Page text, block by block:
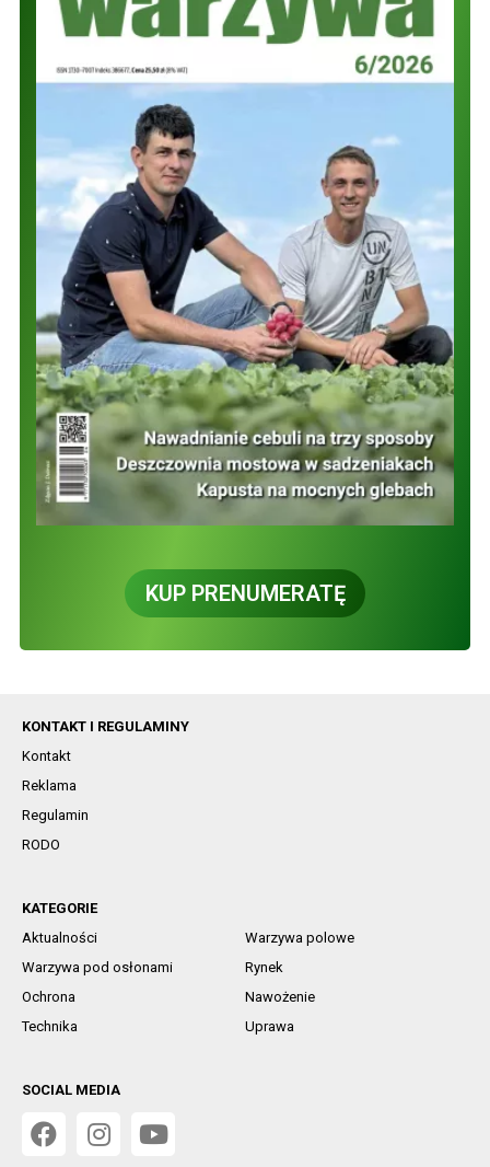
KUP PRENUMERATĘ
KONTAKT I REGULAMINY
Kontakt
Reklama
Regulamin
RODO
KATEGORIE
Aktualności
Warzywa polowe
Warzywa pod osłonami
Rynek
Ochrona
Nawożenie
Technika
Uprawa
SOCIAL MEDIA